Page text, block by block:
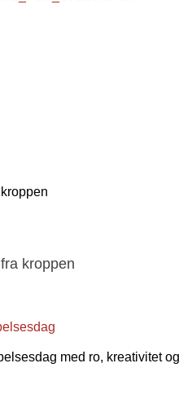
kroppen
med ro, kreativitet